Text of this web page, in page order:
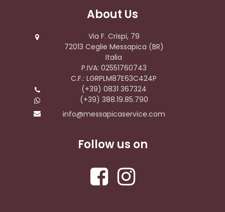
About Us
Via F. Crispi, 79
72013 Ceglie Messapica (BR)
Italia
P.IVA: 02551760743
C.F.: LGRPLM87E63C424P
(+39) 0831 367324
(+39) 388.19.85.790
info@messapicaservice.com
Follow us on